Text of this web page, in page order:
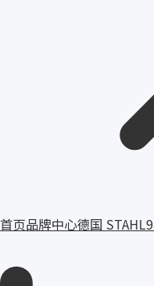
首页品牌中心德国 STAHL